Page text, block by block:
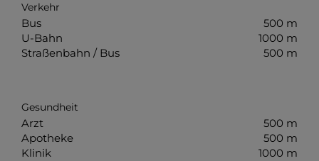
Verkehr
Bus
500 m
U-Bahn
1000 m
Straßenbahn / Bus
500 m
Gesundheit
Arzt
500 m
Apotheke
500 m
Klinik
1000 m